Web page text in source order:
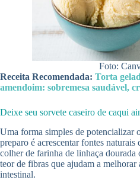
Foto:
Receita Recomendada: Torta
amendoim: sobremesa saudável,
Deixe seu sorvete caseiro de caqui
Uma forma simples de potencializar
preparo é acrescentar fontes
colher de farinha de linhaça
teor de fibras que ajudam a melhorar
intestinal.